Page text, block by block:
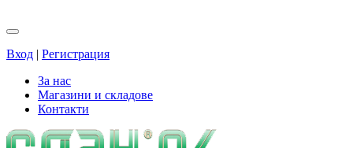
Вход | Регистрация
За нас
Магазини и складове
Контакти